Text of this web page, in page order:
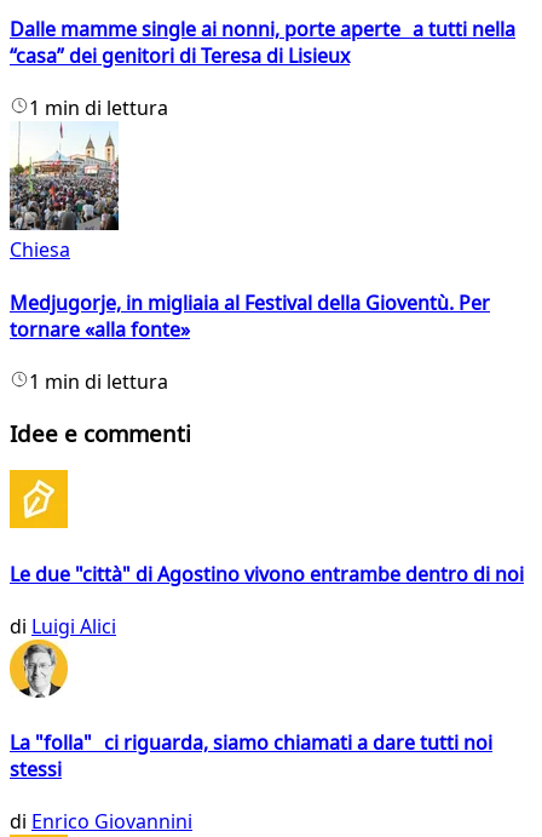
Dalle mamme single ai nonni, porte aperte a tutti nella
“casa” dei genitori di Teresa di Lisieux
1 min di lettura
Chiesa
Medjugorje, in migliaia al Festival della Gioventù. Per
tornare «alla fonte»
1 min di lettura
Idee e commenti
Le due "città" di Agostino vivono entrambe dentro di noi
di Luigi Alici
La "folla" ci riguarda, siamo chiamati a dare tutti noi
stessi
di Enrico Giovannini